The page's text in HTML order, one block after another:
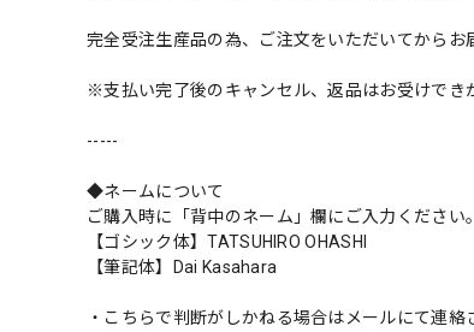
完全受注生産品の為、ご注文をいただいてからお
※支払い完了後のキャンセル、返品はお受けでき
-----
◆ネームについて
ご購入時に「背中のネーム」欄にご入力くださ
【ゴシック体】TATSUHIRO OHASHI
【筆記体】Dai Kasahara
・こちらで判断がしかねる場合はメールにて連